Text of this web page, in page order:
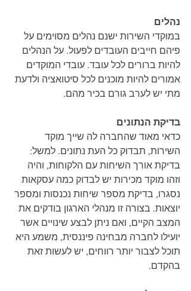
נהלים
במוקדי השירות ישנם נהלים מסוימים על
פיהם חייבים העובדים לפעול. על הנהלים
להיות ברורים לכל עובד. עובדי המוקדים
אמורים להיות מוכנים לכל סיטואציה ולדעת
מתי יש לערב גורם בכיר מהם.
בדיקת הנתונים
כדאי מאוד שהחברה לה שייך מוקד
השירות, תבדוק כל העת נתונים. למשל:
בדיקת אורך השיחות עם הלקוחות, והיה
וזהו מוקד מכירות יש לבדוק כמה עסקאות
נסגרו, בדיקת מספר שיחות נכנסות ומספר
יוצאות. בצורה זו מנהלי הארגון בודקים את
המצב הקיים, ואם ניתן לבצע שינויים אשר
יועילו לחברה מבחינה פיננסית, משמע היא
תוכל לצבור יותר רווחים, יש לעשות זאת
בהקדם.